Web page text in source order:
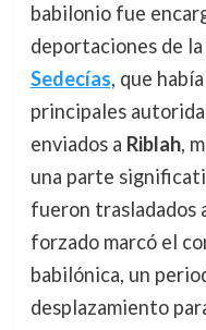
babilonio fue
deportaciones de
Sedecías, que
principales
enviados a Riblah,
una parte
fueron trasladados
forzado marcó el
babilónica, un
desplazamiento